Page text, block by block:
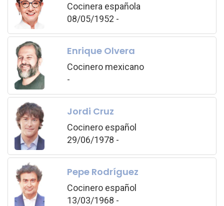
Cocinera española
08/05/1952 -
Enrique Olvera
Cocinero mexicano
-
Jordi Cruz
Cocinero español
29/06/1978 -
Pepe Rodríguez
Cocinero español
13/03/1968 -